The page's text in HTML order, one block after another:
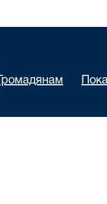
Громадянам